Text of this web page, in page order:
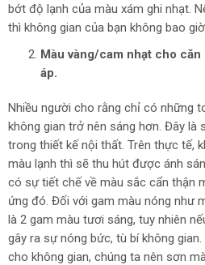
bớt độ lạnh của màu xám ghi nhạt.
thì không gian của bạn không bao
Màu vàng/cam nhạt cho căn
áp.
Nhiều người cho rằng chỉ có những
không gian trở nên sáng hơn. Đây là
trong thiết kế nội thất. Trên thực tế,
màu lạnh thì sẽ thu hút được ánh
có sự tiết chế về màu sắc cẩn thận
ứng đó. Đối với gam màu nóng như
là 2 gam màu tươi sáng, tuy nhiên
gây ra sự nóng bức, tù bí không
cho không gian, chúng ta nên sơn